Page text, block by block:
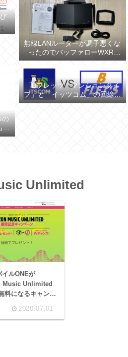
無線LANルーターが調子悪くな
ったのでバッファローWXR-
5700AX7Sに買い換えた
の
認
「Bフレッツ マンションタイ
プ」と「イッツコム」の回線ス
ピードを比較してみた
Unlimited
イルONEが
Music Unlimited
料になるキャンペ
2020.07.01